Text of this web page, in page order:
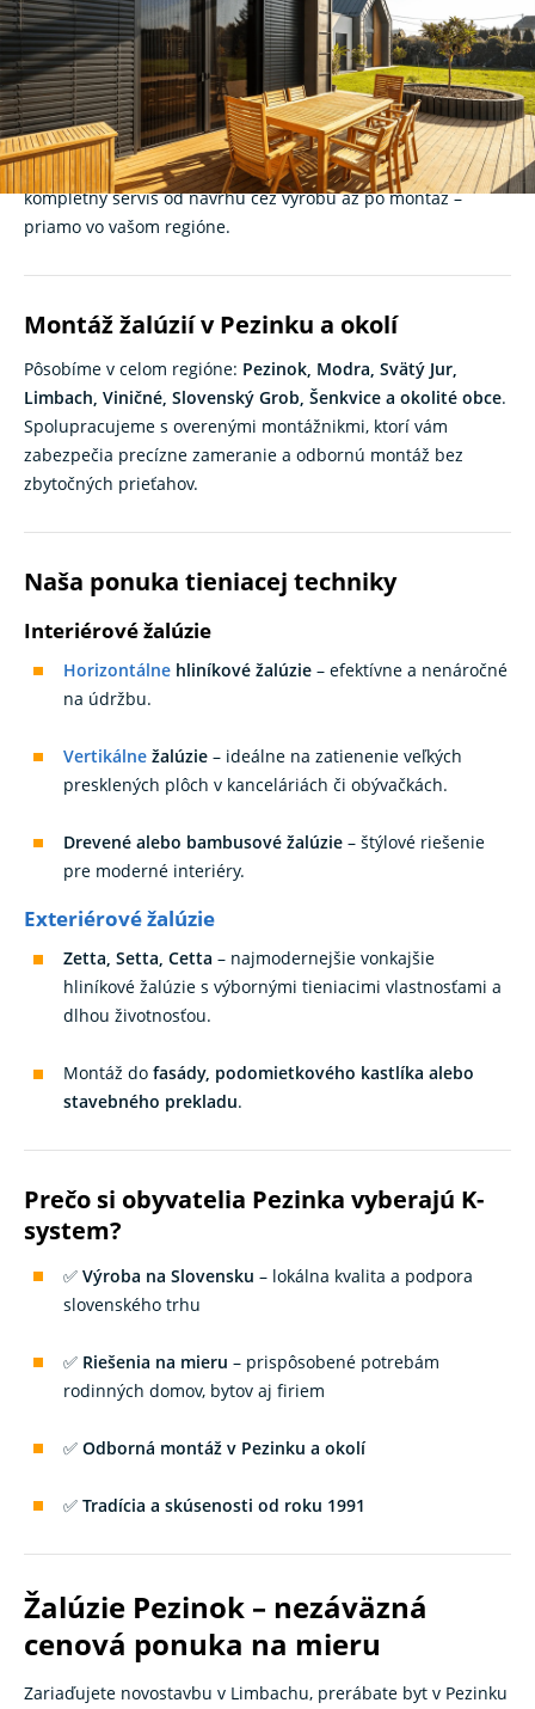
kanceláriu
Hľadátežalúzie v Pezinku, ktoré sú estetické, funkčné a
spoľahlivé? K-system ako slovenský výrobcatieniacej
technikys tradíciou od roku 1991 ponúka riešenia pre
moderné bývanie aj komerčné priestory. Zabezpečujeme
kompletný servis od návrhu cez výrobu až po montáž –
priamo vo vašom regióne.
Montáž žalúzií v Pezinku a okolí
Pôsobíme v celom regióne: Pezinok, Modra, Svätý Jur,
Limbach, Viničné, Slovenský Grob, Šenkvice a okolité obce.
Spolupracujeme s overenými montážnikmi, ktorí vám
zabezpečia precízne zameranie a odbornú montáž bez
zbytočných prieťahov.
Naša ponuka tieniacej techniky
Interiérové žalúzie
Horizontálne hliníkové žalúzie – efektívne a nenáročné
na údržbu.
Vertikálne žalúzie – ideálne na zatienenie veľkých
presklených plôch v kanceláriách či obývačkách.
Drevené alebo bambusové žalúzie – štýlové riešenie
pre moderné interiéry.
Exteriérové žalúzie
Zetta, Setta, Cetta – najmodernejšie vonkajšie
hliníkové žalúzie s výbornými tieniacimi vlastnosťami a
dlhou životnosťou.
Montáž dofasády, podomietkového kastlíka alebo
stavebného prekladu.
Prečo si obyvatelia Pezinka vyberajú K-
system?
✅Výroba na Slovensku – lokálna kvalita a podpora
slovenského trhu
✅ Riešenia na mieru – prispôsobené potrebám
rodinných domov, bytov aj firiem
✅Odborná montáž v Pezinku a okolí
✅Tradícia a skúsenosti od roku 1991
Žalúzie Pezinok – nezáväzná
cenová ponuka na mieru
Zariaďujete novostavbu v Limbachu, prerábate byt v Pezinku